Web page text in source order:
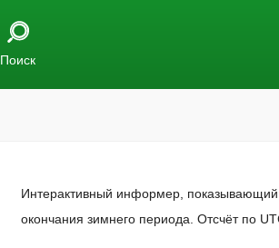
Поиск
Интерактивный информер, показывающий
окончания зимнего периода. Отсчёт по